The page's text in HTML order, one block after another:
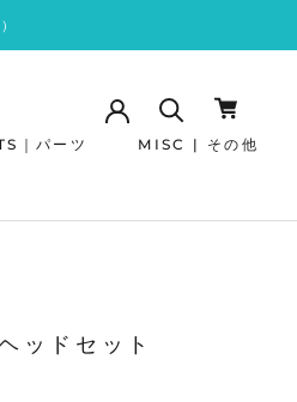
｜パーツ MISC | その他
ドセット